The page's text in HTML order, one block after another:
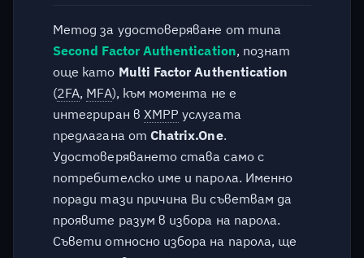
Метод за удостоверяване от типа
Second Factor Authentication, познат
още като Multi Factor Authentication
(2FA, MFA), към момента не е
интегриран в XMPP услугата
предлагана от Chatrix.One.
Удостоверяването става само с
потребителско име и парола. Именно
поради тази причина Ви съветвам да
проявите разум в избора на парола.
Съвети относно избора на парола, ще